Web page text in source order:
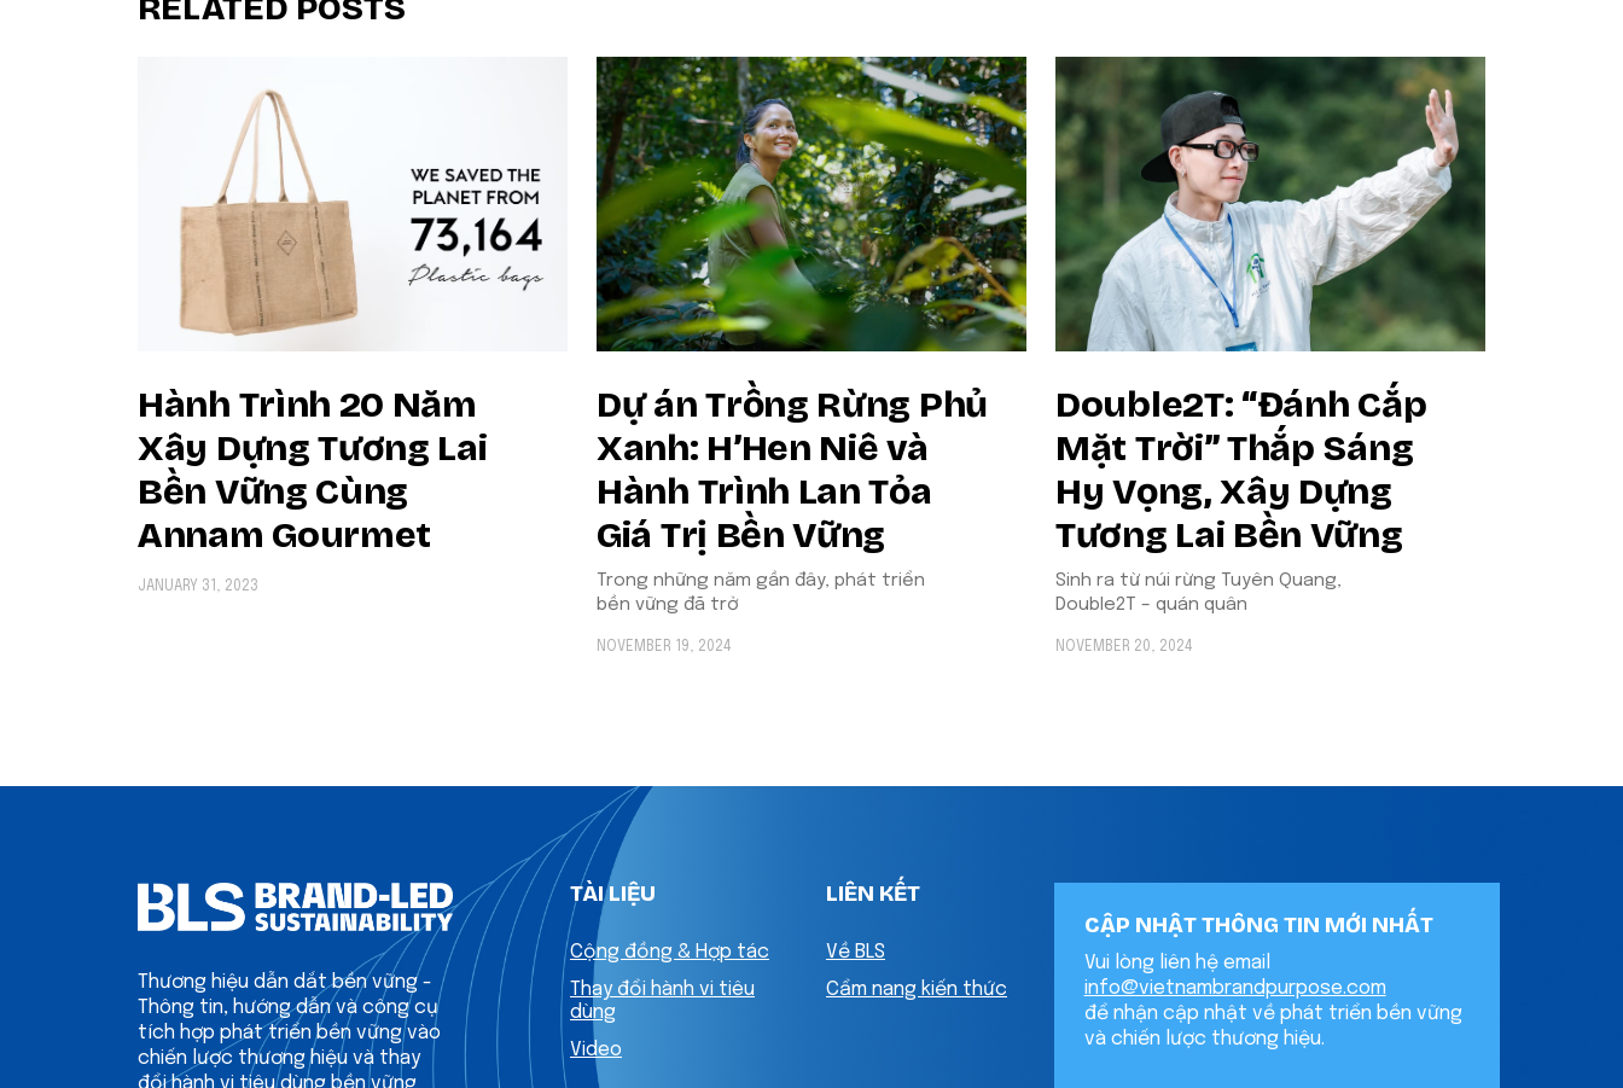
RELATED POSTS
Hành Trình 20 Năm
Xây Dựng Tương Lai
Bền Vững Cùng
Annam Gourmet
JANUARY 31, 2023
Dự án Trồng Rừng Phủ
Xanh: H’Hen Niê và
Hành Trình Lan Tỏa
Giá Trị Bền Vững
Trong những năm gần đây, phát triển
bền vững đã trở
NOVEMBER 19, 2024
Double2T: “Đánh Cắp
Mặt Trời” Thắp Sáng
Hy Vọng, Xây Dựng
Tương Lai Bền Vững
Sinh ra từ núi rừng Tuyên Quang,
Double2T – quán quân
NOVEMBER 20, 2024
Thương hiệu dẫn dắt bền vững -
Thông tin, hướng dẫn và công cụ
tích hợp phát triển bền vững vào
chiến lược thương hiệu và thay
TÀI LIỆU
Cộng đồng & Hợp tác
Thay đổi hành vi tiêu
dùng
Video
LIÊN KẾT
Về BLS
Cẩm nang kiến thức
CẬP NHẬT THÔNG TIN MỚI NHẤT
Vui lòng liên hệ email
info@vietnambrandpurpose.com
để nhận cập nhật về phát triển bền vững
và chiến lược thương hiệu.